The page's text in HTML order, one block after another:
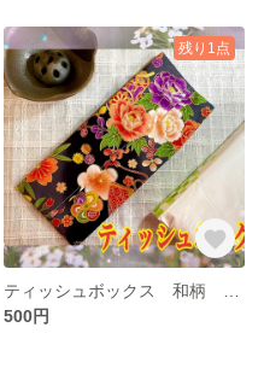
残り1点
500円